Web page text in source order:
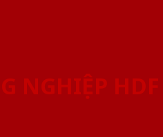
NGHIỆP HDF